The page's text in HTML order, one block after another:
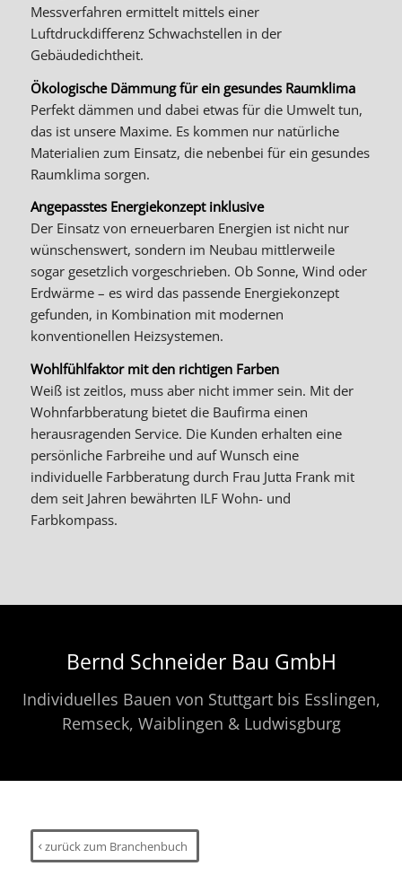
Messverfahren ermittelt mittels einer
Luftdruckdifferenz Schwachstellen in der
Gebäudedichtheit.
Ökologische Dämmung für ein gesundes Raumklima
Perfekt dämmen und dabei etwas für die Umwelt tun,
das ist unsere Maxime. Es kommen nur natürliche
Materialien zum Einsatz, die nebenbei für ein gesundes
Raumklima sorgen.
Angepasstes Energiekonzept inklusive
Der Einsatz von erneuerbaren Energien ist nicht nur
wünschenswert, sondern im Neubau mittlerweile
sogar gesetzlich vorgeschrieben. Ob Sonne, Wind oder
Erdwärme – es wird das passende Energiekonzept
gefunden, in Kombination mit modernen
konventionellen Heizsystemen.
Wohlfühlfaktor mit den richtigen Farben
Weiß ist zeitlos, muss aber nicht immer sein. Mit der
Wohnfarbberatung bietet die Baufirma einen
herausragenden Service. Die Kunden erhalten eine
persönliche Farbreihe und auf Wunsch eine
individuelle Farbberatung durch Frau Jutta Frank mit
dem seit Jahren bewährten ILF Wohn- und
Farbkompass.
Bernd Schneider Bau GmbH
Individuelles Bauen von Stuttgart bis Esslingen,
Remseck, Waiblingen & Ludwisgburg
zurück zum Branchenbuch